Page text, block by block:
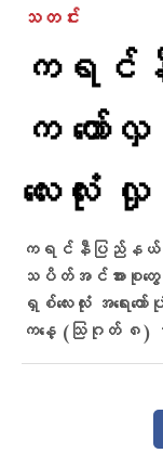
သတင်း
ကရင်
က တေ
လေးလုံး
ကရင်နီပြည်နယ်
သပိတ်အင်အားစုတွ
ရှစ်လေးလုံး အရေး
ကနေ့ (သြဂုတ် ၈)